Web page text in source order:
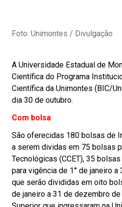
Foto: Unimontes / Divulgação
A Universidade Estadual de
Científica do Programa
Científica da Unimontes (BIC/
dia 30 de outubro.
Com bolsa
São oferecidas 180 bolsas de
a serem dividas em 75 bolsas
Tecnológicas (CCET), 35
para vigência de 1° de janeiro
que serão divididas em oito
de janeiro a 31 de dezembro